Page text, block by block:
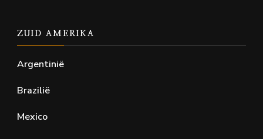
ZUID AMERIKA
Argentinië
Brazilië
Mexico